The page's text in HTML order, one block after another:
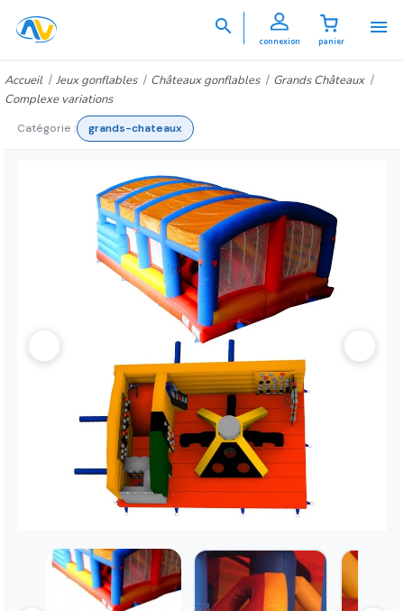

panier
connexion

Accueil Jeux gonflables Châteaux gonflables
Grands Châteaux
Complexe variations
Catégorie : grands-chateaux